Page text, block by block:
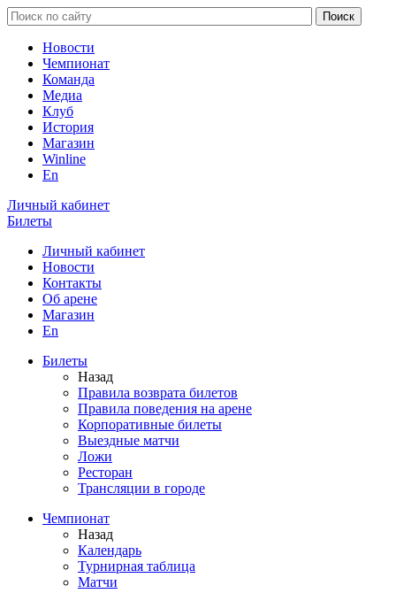
Новости
Чемпионат
Команда
Медиа
Клуб
История
Магазин
Winline
En
Личный кабинет
Билеты
Личный кабинет
Новости
Контакты
Об арене
Магазин
En
Билеты
Назад
Правила возврата билетов
Правила поведения на арене
Корпоративные билеты
Выездные матчи
Ложи
Ресторан
Трансляции в городе
Чемпионат
Назад
Календарь
Турнирная таблица
Матчи